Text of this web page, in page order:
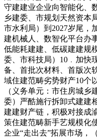
守建建业企业向智能化、
乡建委、市规划天然资本
市水利局）到2027岁尾，
建机械人、数智化平台办
低能耗建建、低碳建建规
委、市科技局）10﹒加快
备、首批次材料、首版次
域住建范畴劣势财产10个
（义务单元：市住房城
委）严酷施行拆卸式建建
建建财产链，积极对接成
策住建范畴新手艺规模化
企业“走出去”拓展市场，